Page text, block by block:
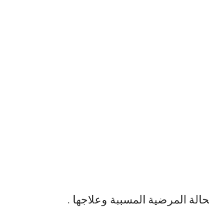
المرضية المسببة وعلاجها .